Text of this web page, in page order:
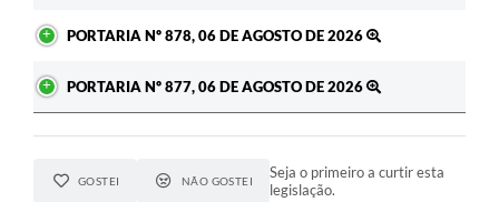
PORTARIA Nº 878, 06 DE AGOSTO DE 2026
PORTARIA Nº 877, 06 DE AGOSTO DE 2026
GOSTEI NÃO GOSTEI
Seja o primeiro a curtir esta
legislação.